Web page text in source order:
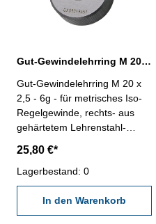
Gut-Gewindelehrring M 20 x 2,5 - 6g DIN 13
Gut-Gewindelehrring M 20 x
2,5 - 6g - für metrisches Iso-
Regelgewinde, rechts- aus
gehärtetem Lehrenstahl-
Nennmaß: M 20 x 2,5
25,80 €*
Lagerbestand: 0
In den Warenkorb